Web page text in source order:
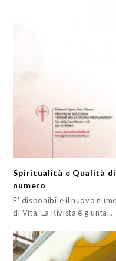
Spiritualità e Qualità
numero
E' disponibile il nuovo
di Vita. La Rivista è giunta…